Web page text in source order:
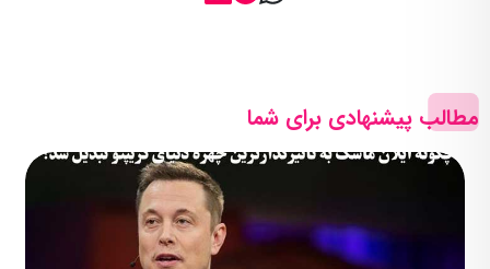
مطالب پیشنهادی برای شما